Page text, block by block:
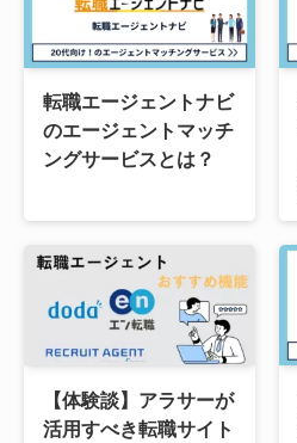
転職エージェントナビ
のエージェントマッチ
ングサービスとは？
【体験談】アラサーが
活用すべき転職サイト